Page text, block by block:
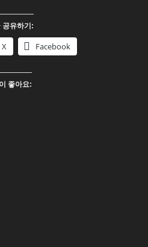
처
3
부
작
(Back
to
공유하기:
X Facebook
좋아요: